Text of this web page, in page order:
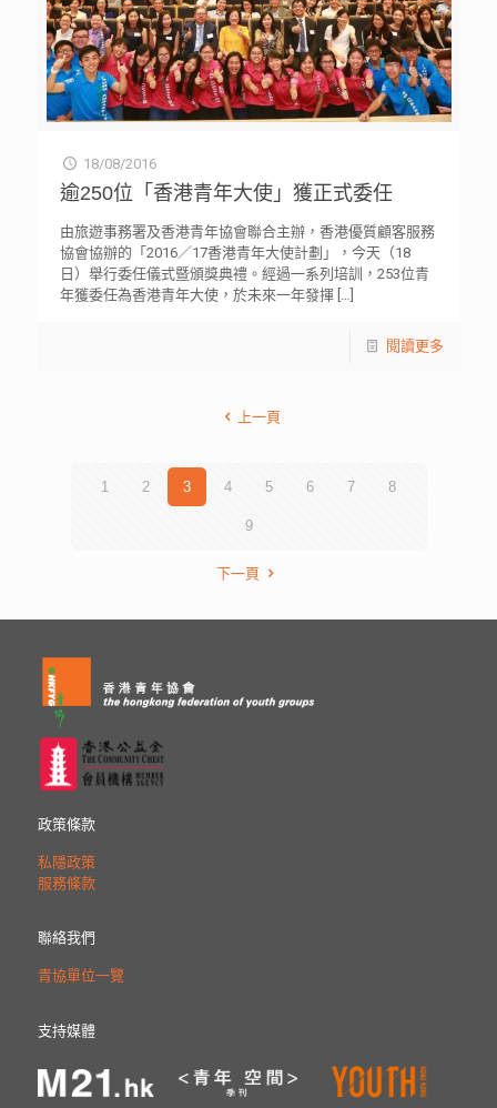
18/08/2016
逾250位「香港青年大使」獲正式委任
由旅遊事務署及香港青年協會聯合主辦，香港優質顧客服務
協會協辦的「2016／17香港青年大使計劃」，今天（18
日）舉行委任儀式暨頒獎典禮。經過一系列培訓，253位青
年獲委任為香港青年大使，於未來一年發揮[…]
閱讀更多
上一頁
1 2 3 4 5 6 7 8
9
下一頁
政策條款
私隱政策
服務條款
聯絡我們
青協單位一覽
支持媒體